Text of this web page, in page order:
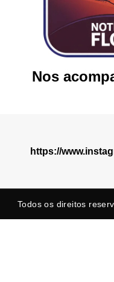
Nos
https://
Todos os direitos